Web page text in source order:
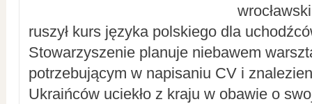
ruszył kurs języka polskiego dla
Stowarzyszenie planuje niebawem
potrzebującym w napisaniu CV i
Ukraińców uciekło z kraju w obawie o